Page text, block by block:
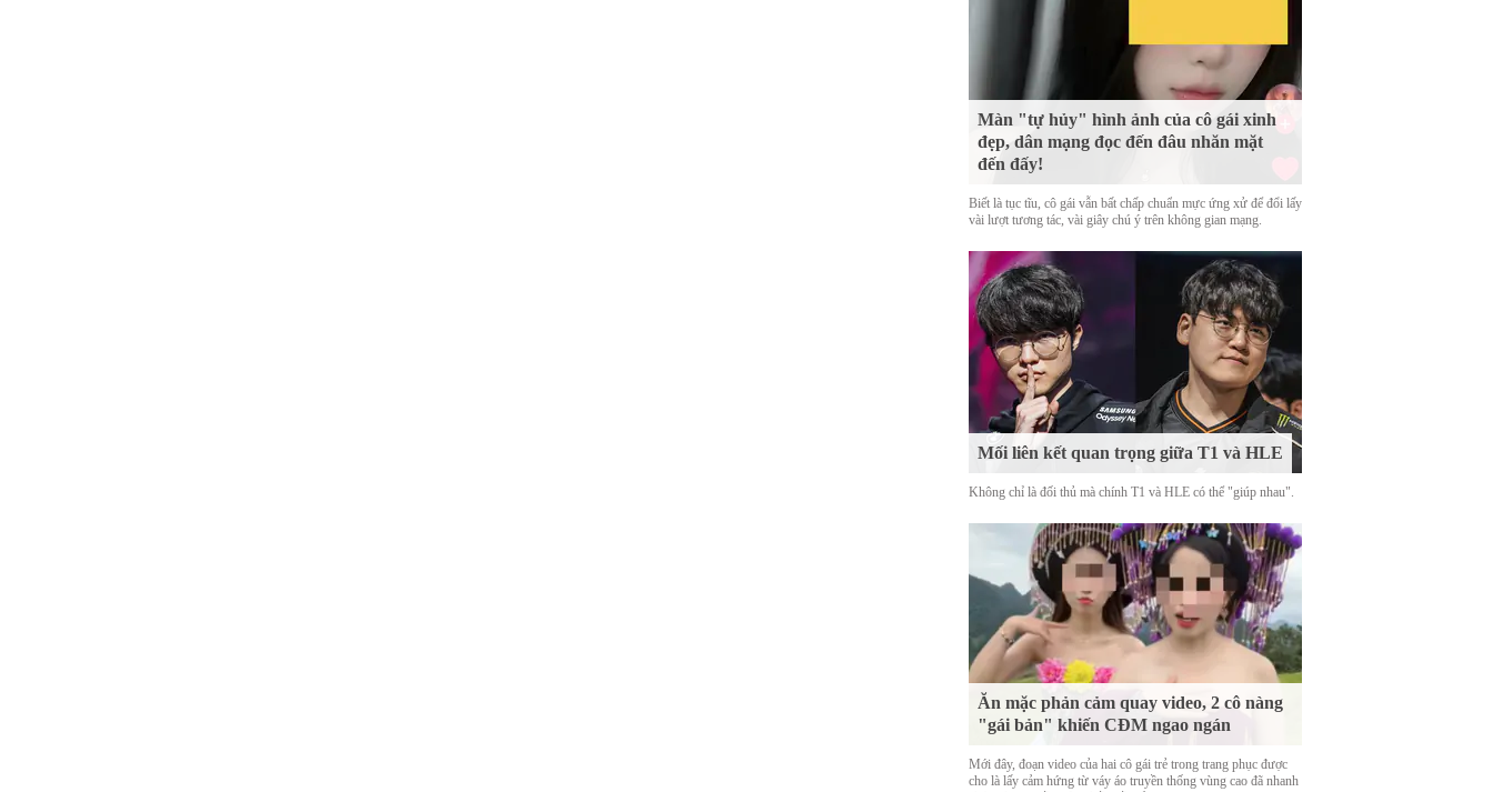
Màn "tự hủy" hình ảnh của cô gái xinh
đẹp, dân mạng đọc đến đâu nhăn mặt
đến đấy!
Biết là tục tĩu, cô gái vẫn bất chấp chuẩn mực ứng xử để đổi lấy
vài lượt tương tác, vài giây chú ý trên không gian mạng.
Mối liên kết quan trọng giữa T1 và HLE
Không chỉ là đối thủ mà chính T1 và HLE có thể "giúp nhau".
Ăn mặc phản cảm quay video, 2 cô nàng
"gái bản" khiến CĐM ngao ngán
Mới đây, đoạn video của hai cô gái trẻ trong trang phục được
cho là lấy cảm hứng từ váy áo truyền thống vùng cao đã nhanh